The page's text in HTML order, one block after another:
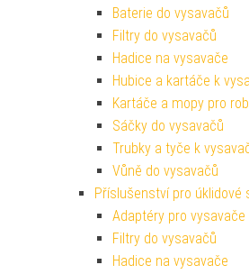
Baterie do vysavačů
Filtry do vysavačů
Hadice na vysavače
Hubice a kartáče k
Kartáče a mopy pro
Sáčky do vysavačů
Trubky a tyče k
Vůně do vysavačů
Příslušenství pro úklidové
Adaptéry pro vysavače
Filtry do vysavačů
Hadice na vysavače